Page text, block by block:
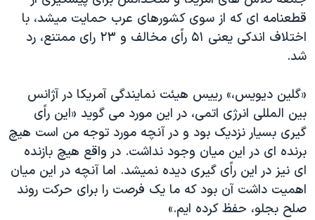
قطعنامه ای که از سوی کشورهای عرب حمايت ميشد، با
اختلاف اندکی يعنی ۵۱ راًی مخالف و ۲۳ رای ممتنع، رد
شد.
«گلين ديويس،» رييس هيئت نمايندگی آمريکا در آژانس
بين المللی انرژی اتمی، در اين مورد می گويد «اين راًی
گيری بسيار نزديک بود و در آنچه مورد توجه من است هيچ
برنده ای در اين ميان وجود نداشت. در واقع هيچ بازنده
ای نيز در اين راًی گيری ديده نميشد. اما آنچه در اين ميان
اهميت داشت آن بود که ما يک فرصت را برای حرکت روند
صلح بجلو، حفظ کرده ايم.»